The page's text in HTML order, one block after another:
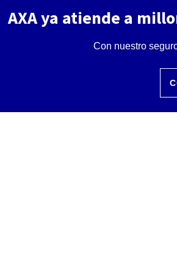
AXA ya atiende a
Con nuestro